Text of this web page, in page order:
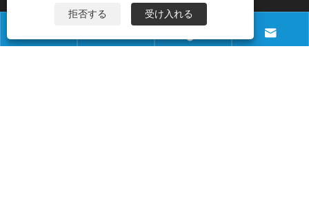
電話

拒否する 受け入れる